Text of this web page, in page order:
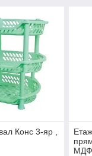
Конс 3-яр ,
МДФ